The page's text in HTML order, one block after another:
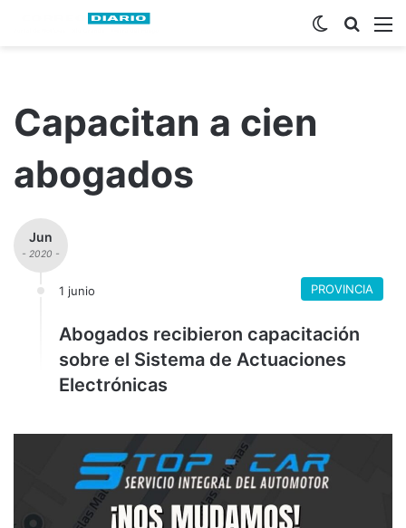
Buscar
Switch skin
Capacitan a cien
abogados
Jun
- 2020 -
1 junio PROVINCIA
Abogados recibieron capacitación
sobre el Sistema de Actuaciones
Electrónicas